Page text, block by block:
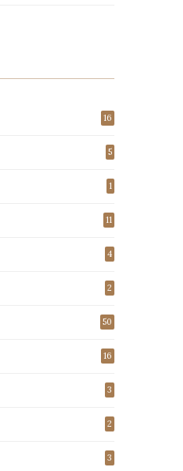
16
5
1
11
4
2
50
16
3
2
3